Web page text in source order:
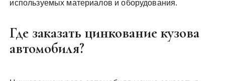
используемых материалов и оборудования.
Где заказать цинкование кузова
автомобиля?